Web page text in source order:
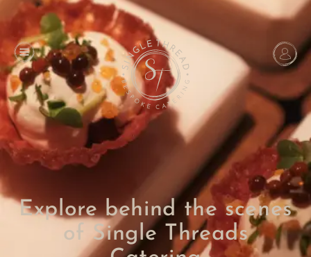
Explore behind the scenes
of Single Threads